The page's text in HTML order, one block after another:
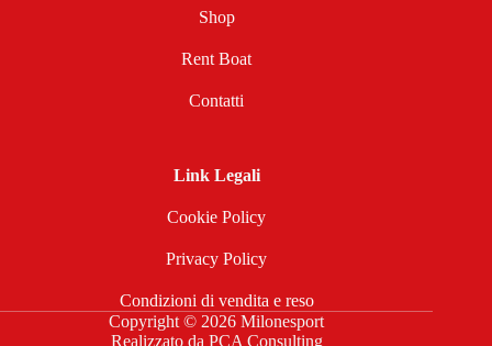
Shop
Rent Boat
Contatti
Link Legali
Cookie Policy
Privacy Policy
Condizioni di vendita e reso
Copyright © 2026 Milonesport
Realizzato da PCA Consulting